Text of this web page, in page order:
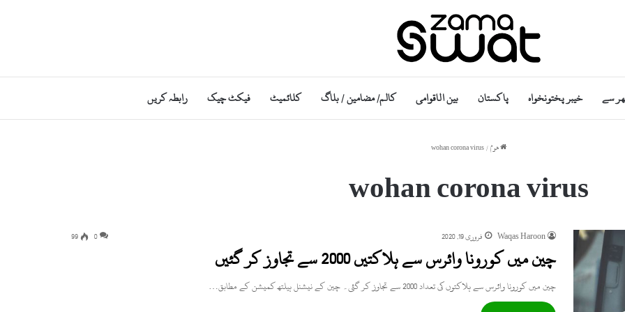
سے خیبر پختونخواہ پاکستان بین الاقوامی کالم/ مضامین / بلاگ کلائمیٹ فیکٹ چیک رابطہ کریں
ھوم/
wohan corona virus
wohan corona virus
Waqas Haroon فروری 19, 2020 0
99
چین میں کورونا وائرس سے ہلاکتیں 2000 سے تجاوز کر گئیں
چین میں کورونا وائرس سے ہلاکتوں کی تعداد 2000 سے تجاوز کر گئی۔ چین کے نیشنل ہیلتھ کمیشن کے مطابق…